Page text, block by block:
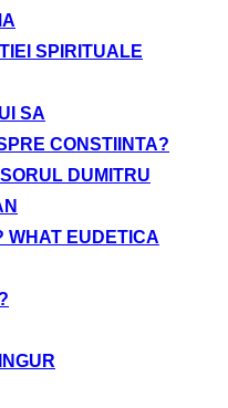
SPIRITUALE
SA
CONSTIINTA?
DUMITRU
WHAT EUDETICA